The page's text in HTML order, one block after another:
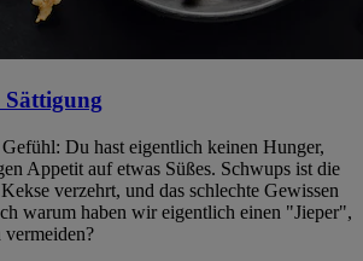
Gefühl: Du hast eigentlich keinen Hunger,
Appetit auf etwas Süßes. Schwups ist die
verzehrt, und das schlechte Gewissen
warum haben wir eigentlich einen "Jieper",
vermeiden?